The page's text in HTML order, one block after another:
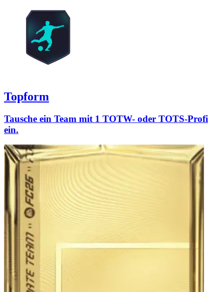
Topform
Tausche ein Team mit 1 TOTW- oder TOTS-Profi
ein.